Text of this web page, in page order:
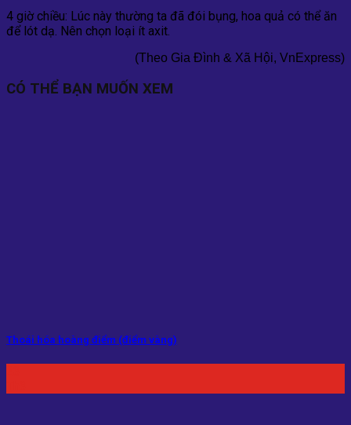
4 giờ chiều: Lúc này thường ta đã đói bụng, hoa quả có thể ăn
để lót dạ. Nên chọn loại ít axit.
(Theo Gia Đình & Xã Hội, VnExpress)
CÓ THỂ BẠN MUỐN XEM
Thoái hóa hoàng điểm (điểm vàng)